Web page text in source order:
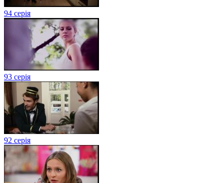
94 серія
93 серія
92 серія